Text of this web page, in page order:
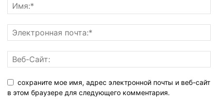
сохраните мое имя, адрес электронной почты и веб-сайт
в этом браузере для следующего комментария.